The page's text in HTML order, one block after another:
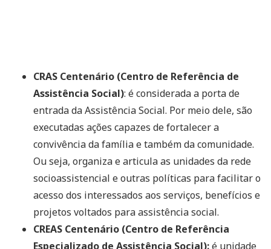
CRAS Centenário (Centro de Referência de
Assistência Social): é considerada a porta de
entrada da Assistência Social. Por meio dele, são
executadas ações capazes de fortalecer a
convivência da família e também da comunidade.
Ou seja, organiza e articula as unidades da rede
socioassistencial e outras políticas para facilitar o
acesso dos interessados aos serviços, benefícios e
projetos voltados para assistência social.
CREAS Centenário (Centro de Referência
Especializado de Assistência Social):é unidade